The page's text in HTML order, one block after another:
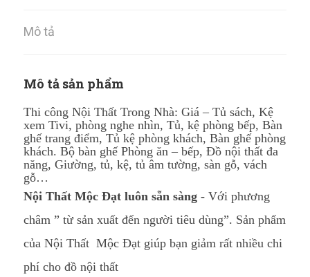
Mô tả
Mô tả sản phẩm
Thi công Nội Thất Trong Nhà: Giá – Tủ sách, Kệ
xem Tivi, phòng nghe nhìn, Tủ, kệ phòng bếp, Bàn
ghế trang điểm, Tủ kệ phòng khách, Bàn ghế phòng
khách. Bộ bàn ghế Phòng ăn – bếp, Đồ nội thất đa
năng, Giường, tủ, kệ, tủ âm tường, sàn gỗ, vách
gỗ…
Nội Thất Mộc Đạt luôn sẵn sàng - Với phương
châm ” từ sản xuất đến người tiêu dùng”. Sản phẩm
của Nội Thất Mộc Đạt giúp bạn giảm rất nhiều chi
phí cho đồ nội thất